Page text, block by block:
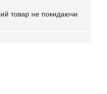
товар не покидаючи